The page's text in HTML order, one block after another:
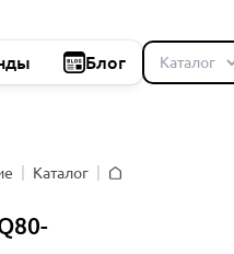
Блог
Каталог